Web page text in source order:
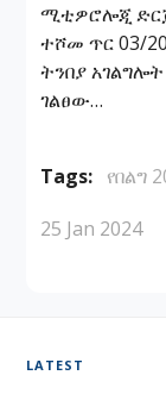
ሚቲዎሮሎጂ
ተሾመ ጥር 03/
ትንበያ
ገልፀው…
Tags: የበልግ
25 Jan 2024
LATEST